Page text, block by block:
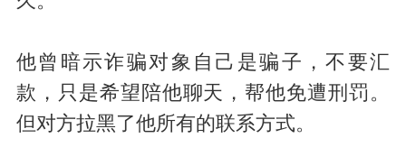
他曾暗示诈骗对象自己是骗子，不要汇
款，只是希望陪他聊天，帮他免遭刑罚。
但对方拉黑了他所有的联系方式。